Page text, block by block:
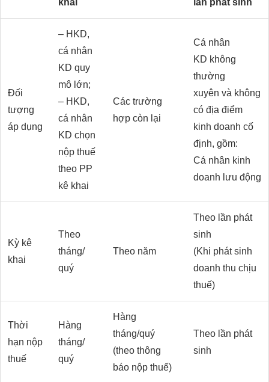
Đối
tượng
áp dụng
– HKD,
cá nhân
KD quy
mô lớn;
– HKD,
cá nhân
KD chọn
nộp thuế
theo PP
kê khai
Các trường
hợp còn lại
Cá nhân
KD không
thường
xuyên và không
có địa điểm
kinh doanh cố
định, gồm:
Cá nhân kinh
doanh lưu động
Kỳ kê
khai
Theo
tháng/
quý
Theo năm
Theo lần phát
sinh
(Khi phát sinh
doanh thu chịu
thuế)
Thời
hạn nộp
thuế
Hàng
tháng/
quý
Hàng
tháng/quý
(theo thông
báo nộp thuế)
Theo lần phát
sinh